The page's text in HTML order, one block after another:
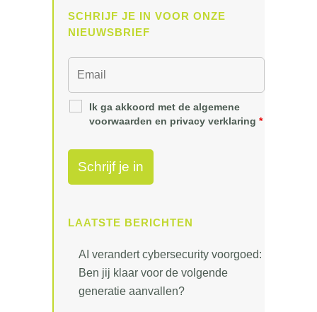
SCHRIJF JE IN VOOR ONZE
NIEUWSBRIEF
Ik ga akkoord met de algemene
voorwaarden en privacy verklaring *
LAATSTE BERICHTEN
AI verandert cybersecurity voorgoed:
Ben jij klaar voor de volgende
generatie aanvallen?